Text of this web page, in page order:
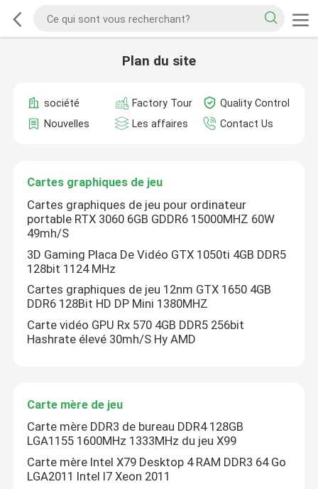
Plan du site
société Factory Tour
Quality Control
Nouvelles
Les affaires Contact Us
Cartes graphiques de jeu
Cartes graphiques de jeu pour ordinateur
portable RTX 3060 6GB GDDR6 15000MHZ 60W
49mh/S
3D Gaming Placa De Vidéo GTX 1050ti 4GB DDR5
128bit 1124 MHz
Cartes graphiques de jeu 12nm GTX 1650 4GB
DDR6 128Bit HD DP Mini 1380MHZ
Carte vidéo GPU Rx 570 4GB DDR5 256bit
Hashrate élevé 30mh/S Hy AMD
Carte mère de jeu
Carte mère DDR3 de bureau DDR4 128GB
LGA1155 1600MHz 1333MHz du jeu X99
Carte mère Intel X79 Desktop 4 RAM DDR3 64 Go
LGA2011 Intel I7 Xeon 2011